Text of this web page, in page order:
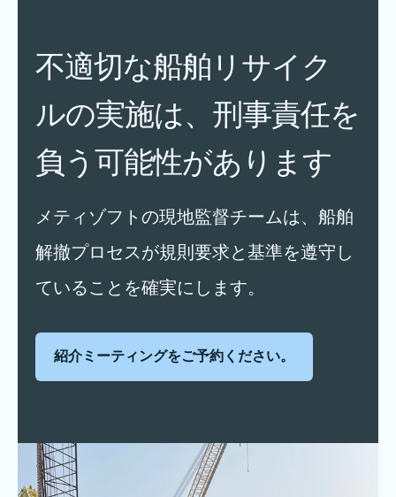
不適切な船舶リサイク
ルの実施は、刑事責任を
負う可能性があります
メティゾフトの現地監督チームは、船舶
解撤プロセスが規則要求と基準を遵守し
ていることを確実にします。
紹介ミーティングをご予約ください。